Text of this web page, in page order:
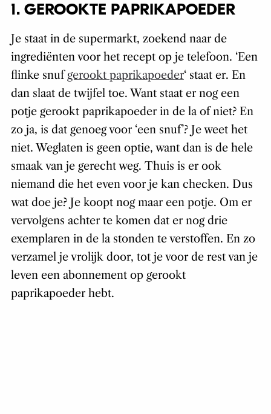
1. GEROOKTE PAPRIKAPOEDER
Je staat in de supermarkt, zoekend naar de
ingrediënten voor het recept op je telefoon. ‘Een
flinke snufgerookt paprikapoeder‘ staat er. En
dan slaat de twijfel toe. Want staat er nog een
potje gerookt paprikapoeder in de la of niet? En
zo ja, is dat genoeg voor ‘een snuf’? Je weet het
niet. Weglaten is geen optie, want dan is de hele
smaak van je gerecht weg. Thuis is er ook
niemand die het even voor je kan checken. Dus
wat doe je? Je koopt nog maar een potje. Om er
vervolgens achter te komen dat er nog drie
exemplaren in de la stonden te verstoffen. En zo
verzamel je vrolijk door, tot je voor de rest van je
leven een abonnement op gerookt
paprikapoeder hebt.